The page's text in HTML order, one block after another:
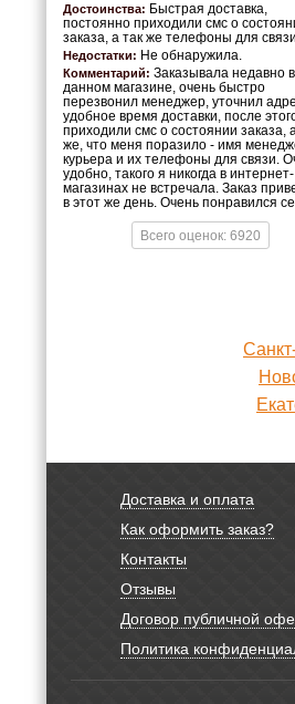
Достоинства: Быстрая доставка,
постоянно приходили смс о
заказа, а так же телефоны для
Недостатки: Не обнаружила.
Комментарий: Заказывала недавно в
данном магазине, очень быстро
перезвонил менеджер, уточнил
удобное время доставки, после
приходили смс о состоянии заказа,
же, что меня поразило - имя
курьера и их телефоны для связи.
удобно, такого я никогда в интернет-
магазинах не встречала. Заказ
в этот же день. Очень понравился
Всего оценок: 6920
Доставка и оплата
Как оформить заказ?
Контакты
Отзывы
Договор публичной
Политика